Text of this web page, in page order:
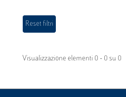
Visualizzazione elementi 0 - 0 su 0